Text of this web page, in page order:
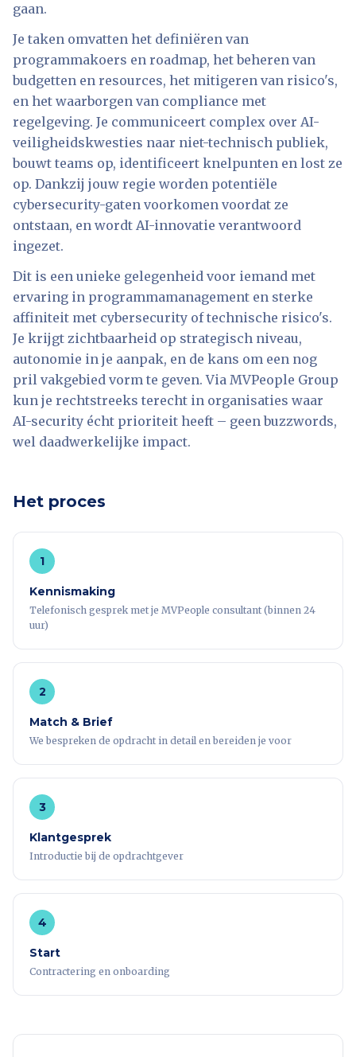
gaan.
Je taken omvatten het definiëren van
programmakoers en roadmap, het beheren van
budgetten en resources, het mitigeren van risico's,
en het waarborgen van compliance met
regelgeving. Je communiceert complex over AI-
veiligheidskwesties naar niet-technisch publiek,
bouwt teams op, identificeert knelpunten en lost ze
op. Dankzij jouw regie worden potentiële
cybersecurity-gaten voorkomen voordat ze
ontstaan, en wordt AI-innovatie verantwoord
ingezet.
Dit is een unieke gelegenheid voor iemand met
ervaring in programmamanagement en sterke
affiniteit met cybersecurity of technische risico's.
Je krijgt zichtbaarheid op strategisch niveau,
autonomie in je aanpak, en de kans om een nog
pril vakgebied vorm te geven. Via MVPeople Group
kun je rechtstreeks terecht in organisaties waar
AI-security écht prioriteit heeft – geen buzzwords,
wel daadwerkelijke impact.
Het proces
1
Kennismaking
Telefonisch gesprek met je MVPeople consultant (binnen 24
uur)
2
Match & Brief
We bespreken de opdracht in detail en bereiden je voor
3
Klantgesprek
Introductie bij de opdrachtgever
4
Start
Contractering en onboarding